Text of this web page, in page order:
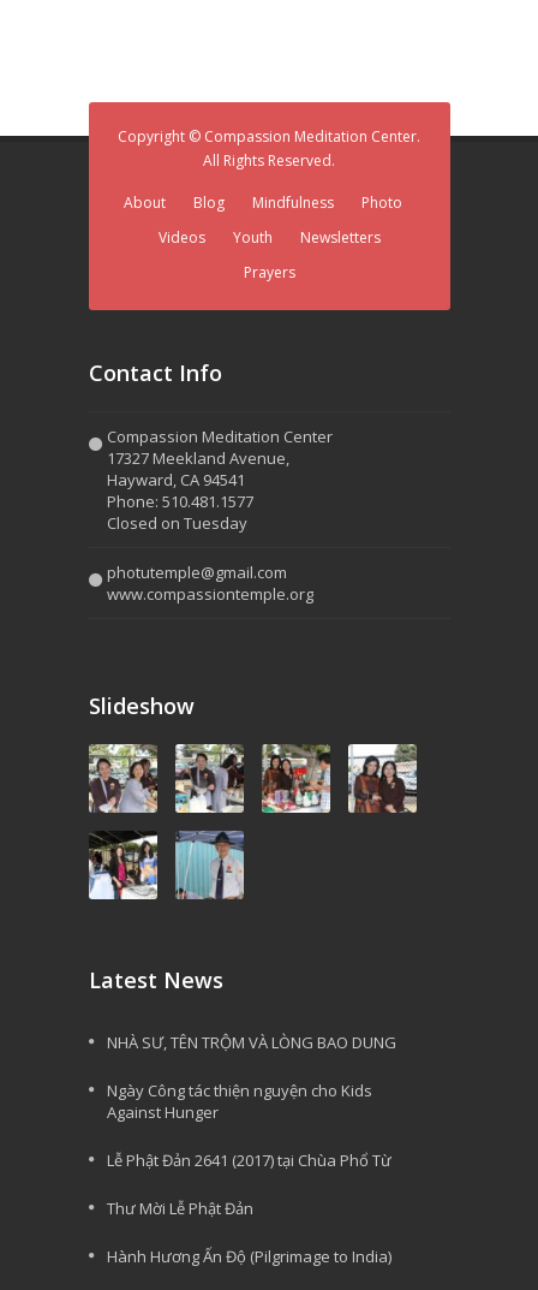
Copyright © Compassion Meditation Center.
All Rights Reserved.
About Blog Mindfulness
Photo
Videos
Youth
Newsletters
Prayers
Contact Info
Compassion Meditation Center
17327 Meekland Avenue,
Hayward, CA 94541
Phone: 510.481.1577
Closed on Tuesday
photutemple@gmail.com
www.compassiontemple.org
Slideshow
Latest News
NHÀ SƯ, TÊN TRỘM VÀ LÒNG BAO DUNG
Ngày Công tác thiện nguyện cho Kids
Against Hunger
Lễ Phật Đản 2641 (2017) tại Chùa Phổ Từ
Thư Mời Lễ Phật Đản
Hành Hương Ấn Độ (Pilgrimage to India)